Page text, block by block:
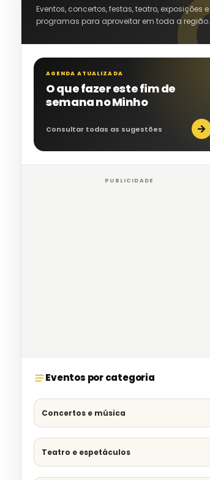
Eventos, concertos, festas, teatro, exposições e
programas para aproveitar em toda a região.
AGENDA ATUALIZADA
O que fazer este fim de
semana no Minho
Consultar todas as sugestões →
PUBLICIDADE
Eventos por categoria
Concertos e música
Teatro e espetáculos